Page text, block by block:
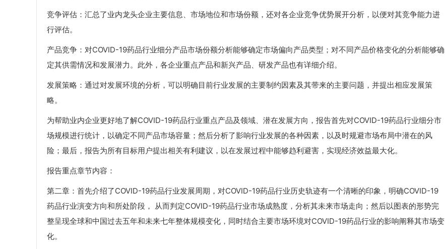
竞争评估：汇总了业内龙头企业主要信息、市场地位和市场份额，还对各企业竞争优势展开分析，以便对其竞争能力进
行评估。
产品竞争：对COVID-19药品行业细分产品市场份额分析能够确定市场偏向产品类型；对不同产品价格变化的分析能够确
定其供需情况和发展潜力。此外，各企业重点产品和新兴产品、研发产品也有详细介绍。
发展策略：通过对发展环境的分析，可以明确目前行业发展的主要制约因素及其带来的主要问题，并提出相应发展策
略。
为帮助业内企业更好地了解COVID-19药品行业重点产品及领域、潜在发展方向，报告首先对COVID-19药品行业细分市
场规模进行统计，以确定不同产品市场容量；然后分析了影响行业发展的各种因素，以及时规避市场布局中潜在的风
险；最后，报告为所有目标用户提出相关有利建议，以在发展过程中能够趋利避害，实现经济效益最大化。
报告重点章节内容：
第二章：首先介绍了COVID-19药品行业发展周期，对COVID-19药品行业历史轨迹有一个清晰的印象，明确COVID-19
药品行业演变方向和所处阶段， 从而判定COVID-19药品行业市场成熟度，分析其未来市场走向；然后以图表的形势完
整呈现全球和中国过去五年和未来七年整体规模变化，同时结合主要市场环境对COVID-19药品行业的影响阐释其市场变
化。